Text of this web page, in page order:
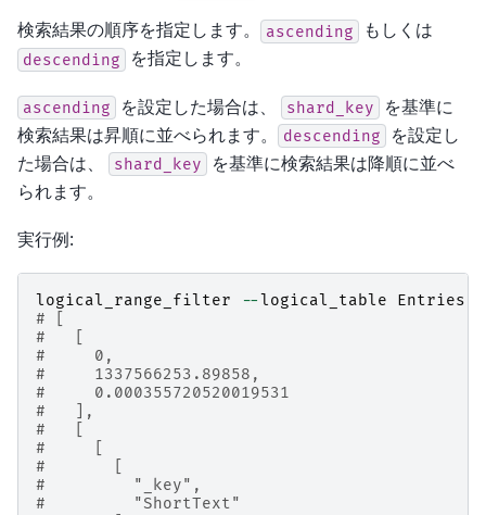
検索結果の順序を指定します。 ascending もしくは
descending を指定します。
ascending を設定した場合は、 shard_key
を基準に
検索結果は昇順に並べられます。
descending
を設定し
た場合は、
shard_key
を基準に検索結果は降順に並べ
られます。
実行例:
logical_range_filter --logical_table Entries
# [
#   [
#     0,
#     1337566253.89858,
#     0.000355720520019531
#   ],
#   [
#     [
#       [
#         "_key",
#         "ShortText"